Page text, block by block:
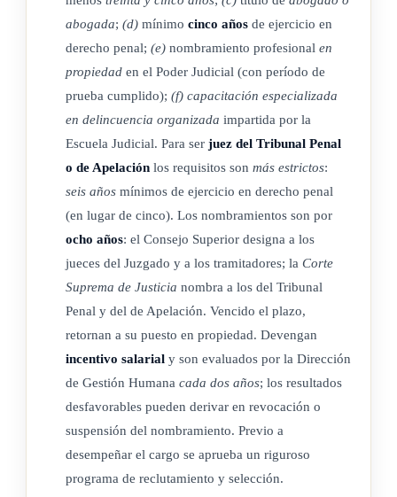
de idoneidad comprobada, que será aprobado por la Corte.
Todas las personas que se desempeñen en la Jurisdicción
Especializada en Delincuencia Organizada deberán ser
valoradas cada dos años por la Dirección de Gestión
Humana, con el fin de constatar que mantienen la idoneidad
para desempeñarse en el cargo, según lo establece el Estatuto
de Servicio Judicial y cuando excepcionalmente sea
solicitado por instancias superiores. Los resultados no
favorables serán remitidos a conocimiento de la Corte Plena y
el Consejo Superior respectivamente, quienes, entre otras
opciones, podrán revocar o suspender su nombramiento en
esta jurisdicción y devolverlo a su puesto en propiedad.
Quienes se desempeñen exclusivamente en la Jurisdicción
Especializada en Delincuencia Organizada devengarán un
incentivo salarial y conservarán su plaza en propiedad,
durante el plazo de su nombramiento.
abogada; (d) mínimo cinco años de ejercicio en
derecho penal; (e) nombramiento profesional en
propiedad en el Poder Judicial (con período de
prueba cumplido); (f) capacitación especializada
en delincuencia organizada impartida por la
Escuela Judicial. Para ser juez del Tribunal Penal
o de Apelación los requisitos son más estrictos:
seis años mínimos de ejercicio en derecho penal
(en lugar de cinco). Los nombramientos son por
ocho años: el Consejo Superior designa a los
jueces del Juzgado y a los tramitadores; la Corte
Suprema de Justicia nombra a los del Tribunal
Penal y del de Apelación. Vencido el plazo,
retornan a su puesto en propiedad. Devengan
incentivo salarial y son evaluados por la Dirección
de Gestión Humana cada dos años; los resultados
desfavorables pueden derivar en revocación o
suspensión del nombramiento. Previo a
desempeñar el cargo se aprueba un riguroso
programa de reclutamiento y selección.